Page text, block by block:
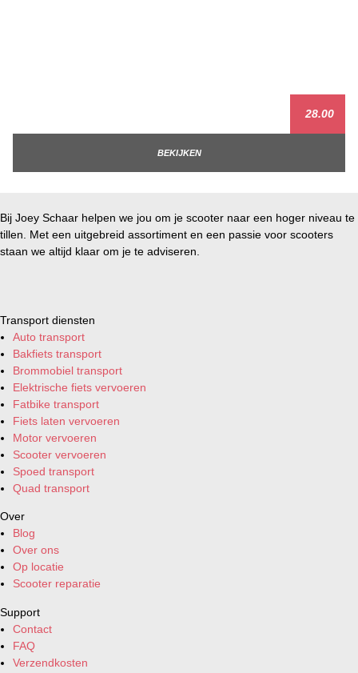
28.00
BEKIJKEN
Bij Joey Schaar helpen we jou om je scooter naar een hoger niveau te
tillen. Met een uitgebreid assortiment en een passie voor scooters
staan we altijd klaar om je te adviseren.
Transport diensten
Auto transport
Bakfiets transport
Brommobiel transport
Elektrische fiets vervoeren
Fatbike transport
Fiets laten vervoeren
Motor vervoeren
Scooter vervoeren
Spoed transport
Quad transport
Over
Blog
Over ons
Op locatie
Scooter reparatie
Support
Contact
FAQ
Verzendkosten